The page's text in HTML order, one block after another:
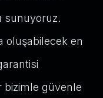
sunuyoruz.
oluşabilecek en
bizimle güvenle